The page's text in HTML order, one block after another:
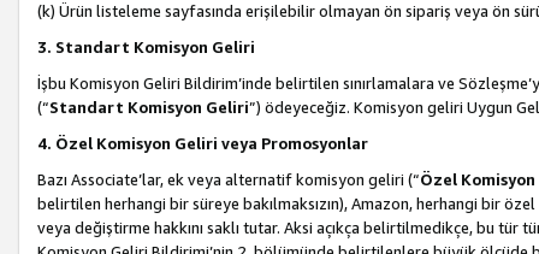
(k) Ürün listeleme sayfasında erişilebilir olmayan ön sipariş veya ön
3. Standart Komisyon Geliri
İşbu Komisyon Geliri Bildirim’inde belirtilen sınırlamalara ve
(“Standart Komisyon Geliri”) ödeyeceğiz. Komisyon geliri Uygun
4. Özel Komisyon Geliri veya Promosyonlar
Bazı Associate’lar, ek veya alternatif komisyon geliri (“Özel
belirtilen herhangi bir süreye bakılmaksızın), Amazon, herhangi bir
veya değiştirme hakkını saklı tutar. Aksi açıkça belirtilmedikçe, bu tür